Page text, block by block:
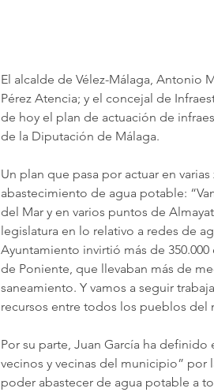
El alcalde de Vélez-Málaga, Antonio
Pérez Atencia; y el concejal de
de hoy el plan de actuación de
de la Diputación de Málaga.
Un plan que pasa por actuar en
abastecimiento de agua potable:
del Mar y en varios puntos de
legislatura en lo relativo a redes de
Ayuntamiento invirtió más de
de Poniente, que llevaban más de
saneamiento. Y vamos a seguir
recursos entre todos los pueblos del
Por su parte, Juan García ha
vecinos y vecinas del municipio” por
poder abastecer de agua potable a